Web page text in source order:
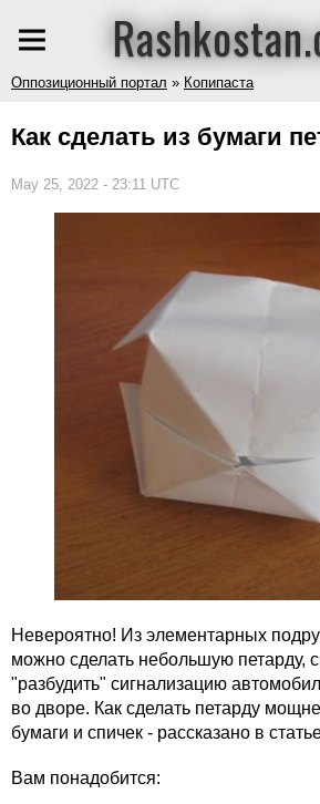
Оппозиционный портал » Копипаста
Как сделать из бумаги
May 25, 2022 - 23:11 UTC
Невероятно! Из элементарных
можно сделать небольшую петарду,
"разбудить" сигнализацию
во дворе. Как сделать петарду
бумаги и спичек - рассказано в
Вам понадобится: